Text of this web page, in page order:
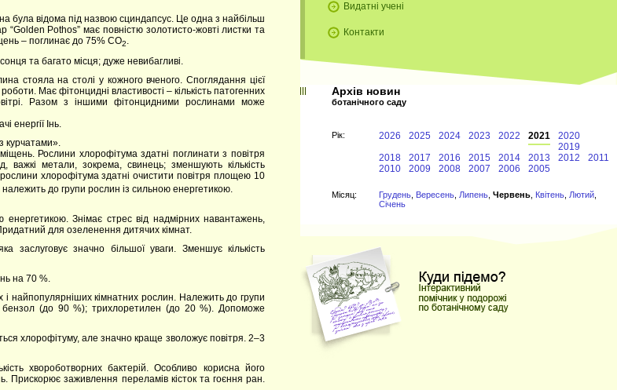
була відома під назвою сциндапсус. Це одна з найбільш
“Golden Pothos” має повністю золотисто-жовті листки та
– поглинає до 75% СО2.
та багато місця; дуже невибагливі.
стояла на столі у кожного вченого. Споглядання цієї
Має фітонцидні властивості – кількість патогенних
Разом з іншими фітонцидними рослинами може
енергії Інь.
курчатами».
Рослини хлорофітума здатні поглинати з повітря
важкі метали, зокрема, свинець; зменшують кількість
хлорофітума здатні очистити повітря площею 10
до групи рослин із сильною енергетикою.
Знімає стрес від надмірних навантажень,
для озеленення дитячих кімнат.
заслуговує значно більшої уваги. Зменшує кількість
на 70 %.
найпопулярніших кімнатних рослин. Належить до групи
бензол (до 90 %); трихлоретилен (до 20 %). Допоможе
хлорофітуму, але значно краще зволожує повітря. 2–3
хвороботворних бактерій. Особливо корисна його
Прискорює заживлення переламів кісток та гоєння ран.
Видатні учені
Контакти
Архів новин
ботанічного саду
Рiк: 2026 2025 2024 2023 2022 2021
2020
2019
2018
2017 2016 2015 2014 2013 2012
2011
2010
2009 2008 2007 2006 2005
Мiсяц: Грудень Вересень Липень Червень Квітень Лютий
Січень